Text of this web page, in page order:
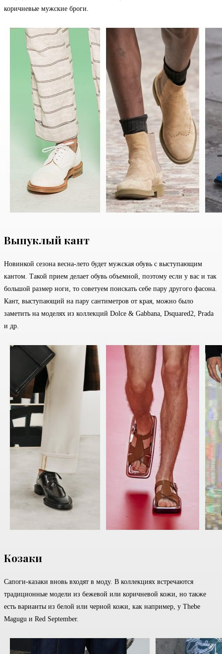
коричневые мужские броги.
Выпуклый кант
Новинкой сезона весна-лето будет мужская обувь с выступающим
кантом. Такой прием делает обувь объемной, поэтому если у вас и так
большой размер ноги, то советуем поискать себе пару другого фасона.
Кант, выступающий на пару сантиметров от края, можно было
заметить на моделях из коллекций Dolce & Gabbana, Dsquared2, Prada
и др.
Козаки
Сапоги-казаки вновь входят в моду. В коллекциях встречаются
традиционные модели из бежевой или коричневой кожи, но также
есть варианты из белой или черной кожи, как например, у Thebe
Magugu и Red September.